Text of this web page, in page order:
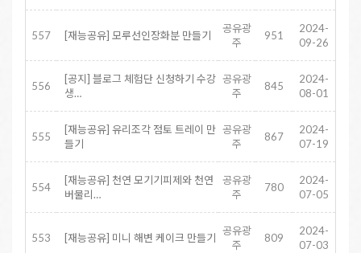
557 [재능공유] 모루선인장화분 만들기
공유광
주
951
2024-
09-26
556
[공지] 블로그 체험단 신청하기 수강
생…
공유광
주
845
2024-
08-01
555
[재능공유] 유리조각 점토 트레이 만
들기
공유광
주
867
2024-
07-19
554
[재능공유] 천연 모기기피제와 천연
버물리…
공유광
주
780
2024-
07-05
553 [재능공유] 미니 해변 케이크 만들기
공유광
주
809
2024-
07-03